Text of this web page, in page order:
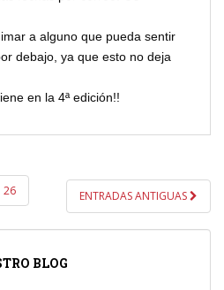
a alguno que pueda sentir
debajo, ya que esto no deja
en la 4ª edición!!
26 ENTRADAS ANTIGUAS
BLOG